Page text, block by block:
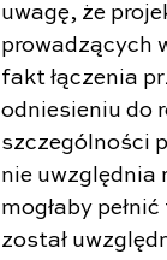
uwagę, że
prowadzących
fakt łączenia
odniesieniu do
szczególności
nie uwzględnia
mogłaby
został